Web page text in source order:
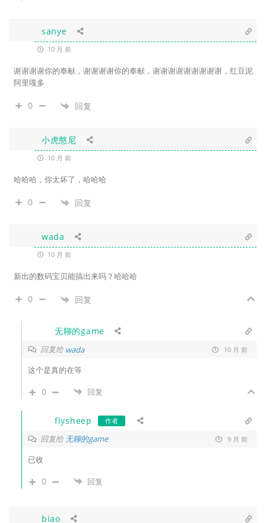
sanye
10 月 前
谢谢谢谢你的奉献，谢谢谢谢你的奉献，谢谢谢谢谢谢谢谢谢，红豆泥
阿里嘎多
0 回复
小虎憨尼
10 月 前
哈哈哈，你太坏了，哈哈哈
0 回复
wada
10 月 前
新出的数码宝贝能搞出来吗？哈哈哈
0 回复
无聊的game
回复给 wada 10 月 前
这个是真的在等
0 回复
flysheep 作者
回复给 无聊的game 9 月 前
已收
0 回复
biao